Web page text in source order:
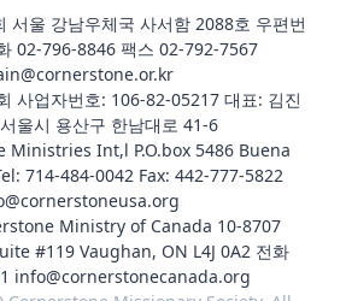
서울 강남우체국 사서함 2088호 우편번
02-796-8846 팩스 02-792-7567
사업자번호: 106-82-05217 대표: 김진
울시 용산구 한남대로 41-6
Ministries Int,l P.O.box 5486 Buena
714-484-0042 Fax: 442-777-5822
Ministry of Canada 10-8707
#119 Vaughan, ON L4J 0A2 전화
info@cornerstonecanada.org